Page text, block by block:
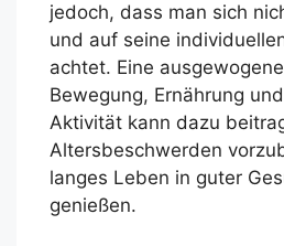
jedoch, dass man sich
und auf seine
achtet. Eine
Bewegung, Ernährung
Aktivität kann dazu
Altersbeschwerden
langes Leben in guter
genießen.